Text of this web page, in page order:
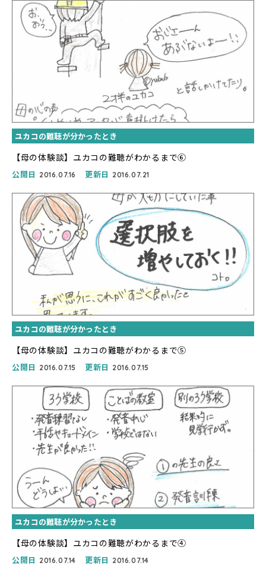
ユカコの難聴が分かったとき
【母の体験談】ユカコの難聴がわかるまで⑥
公開日 2016.07.16 更新日 2016.07.21
ユカコの難聴が分かったとき
【母の体験談】ユカコの難聴がわかるまで⑤
公開日 2016.07.15 更新日 2016.07.15
ユカコの難聴が分かったとき
【母の体験談】ユカコの難聴がわかるまで④
公開日 2016.07.14 更新日 2016.07.14